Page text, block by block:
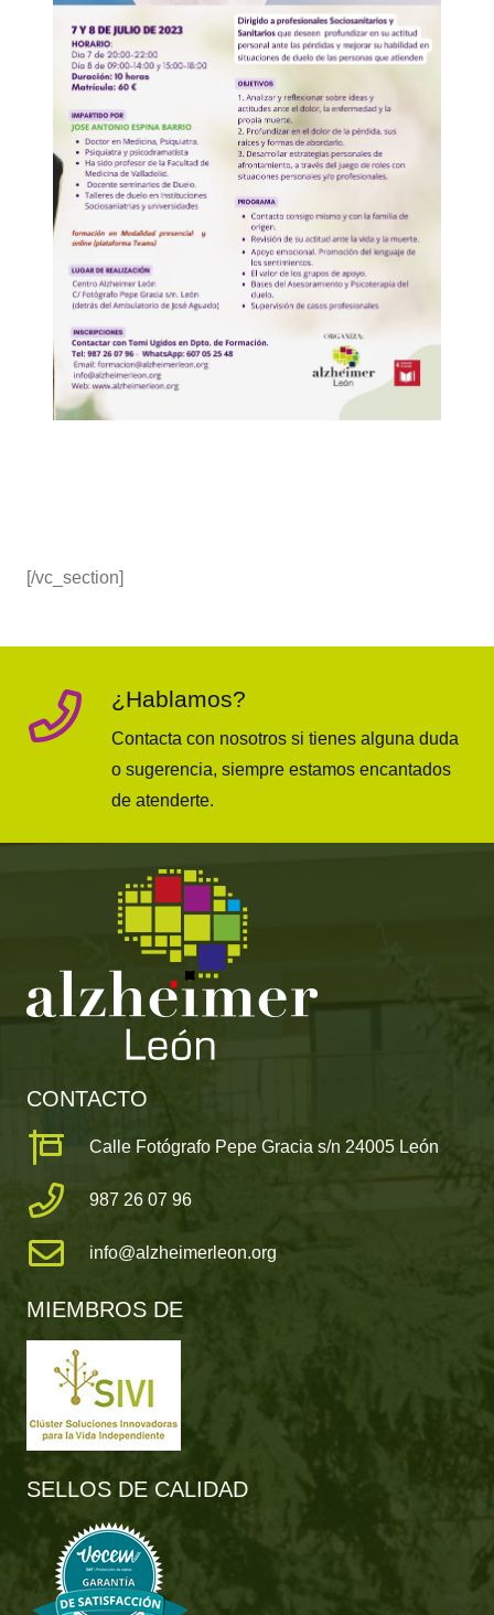
[/vc_section]
¿Hablamos?
Contacta con nosotros si tienes alguna duda
o sugerencia, siempre estamos encantados
de atenderte.
CONTACTO
Calle Fotógrafo Pepe Gracia s/n 24005 León
987 26 07 96
info@alzheimerleon.org
MIEMBROS DE
SELLOS DE CALIDAD